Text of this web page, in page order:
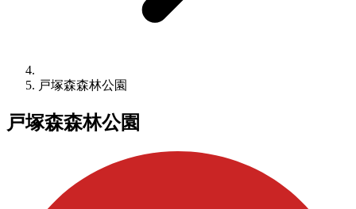
戸塚森森林公園
戸塚森森林公園